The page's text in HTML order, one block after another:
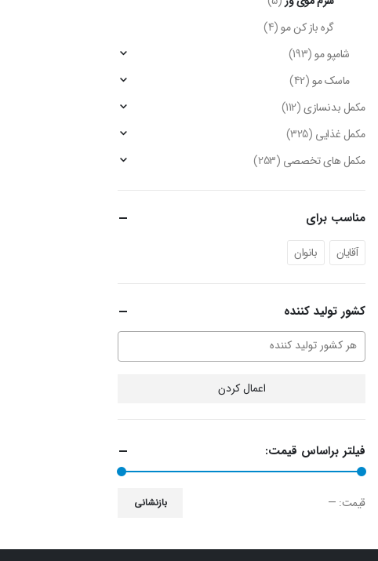
گره باز کن مو (4)
شامپو مو(193)
ماسک مو(42)
مکمل بدنسازی(112)
مکمل غذایی (325)
مکمل های تخصصی (253)
مناسب برای
آقایان بانوان
کشور تولید کننده
اعمال کردن
فیلتر براساس قیمت:
حداقل
حداكثر
بازنشانی قيمت: —